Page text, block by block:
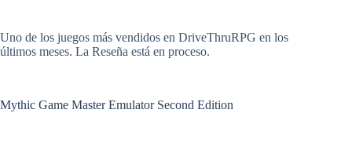
Uno de los juegos más vendidos en DriveThruRPG en los
últimos meses. La Reseña está en proceso.
Mythic Game Master Emulator Second Edition